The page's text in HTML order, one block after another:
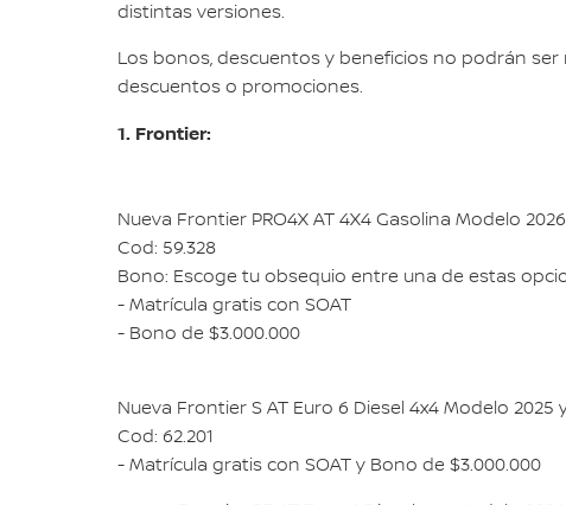
distintas versiones.
Los bonos, descuentos y beneficios no podrán
descuentos o promociones.
1. Frontier:
Nueva Frontier PRO4X AT 4X4 Gasolina Modelo 2026
Cod: 59.328
Bono: Escoge tu obsequio entre una de estas
- Matrícula gratis con SOAT
- Bono de $3.000.000
Nueva Frontier S AT Euro 6 Diesel 4x4 Modelo
Cod: 62.201
- Matrícula gratis con SOAT y Bono de $3.000.000